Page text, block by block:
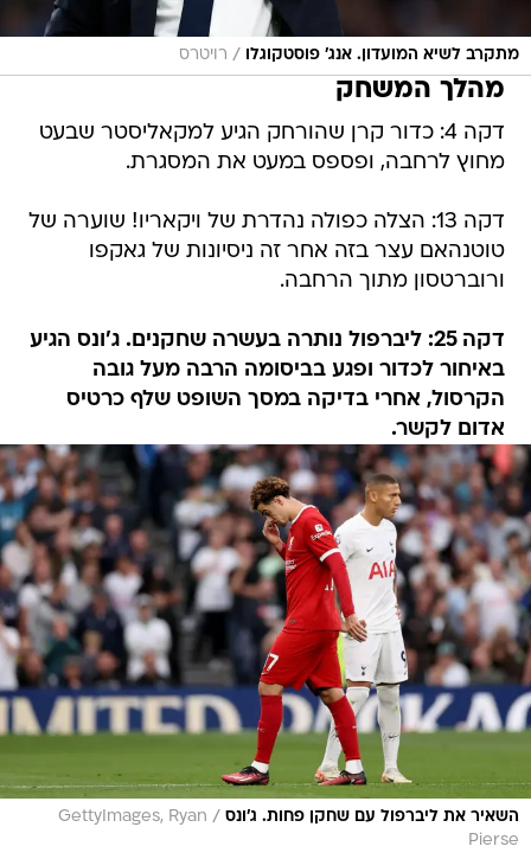
מתקרב לשיא המועדון. אנג' פוסטקוגלו / רויטרס
מהלך המשחק
דקה 4: כדור קרן שהורחק הגיע למקאליסטר שבעט
מחוץ לרחבה, ופספס במעט את המסגרת.
דקה 13: הצלה כפולה נהדרת של ויקאריו! שוערה של
טוטנהאם עצר בזה אחר זה ניסיונות של גאקפו
ורוברטסון מתוך הרחבה.
דקה 25: ליברפול נותרה בעשרה שחקנים. ג'ונס הגיע
באיחור לכדור ופגע בביסומה הרבה מעל גובה
הקרסול, אחרי בדיקה במסך השופט שלף כרטיס
אדום לקשר.
השאיר את ליברפול עם שחקן פחות. ג'ונס /
GettyImages, Ryan
Pierse